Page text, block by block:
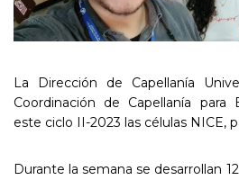
La Dirección de Capellanía
Coordinación de Capellanía para
este ciclo II-2023 las células NICE,
Durante la semana se desarrollan